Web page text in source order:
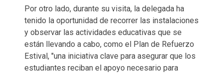
Por otro lado, durante su visita, la delegada ha
tenido la oportunidad de recorrer las instalaciones
y observar las actividades educativas que se
están llevando a cabo, como el Plan de Refuerzo
Estival, "una iniciativa clave para asegurar que los
estudiantes reciban el apoyo necesario para